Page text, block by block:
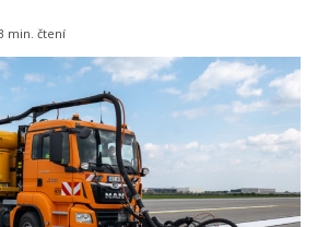
min. čtení